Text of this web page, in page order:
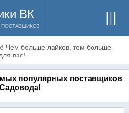
ВК
ПОСТАВЩИКОВ
Чем больше лайков, тем больше
вас!
популярных поставщиков
Садовода!